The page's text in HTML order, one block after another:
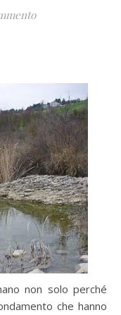
non solo perché
che hanno